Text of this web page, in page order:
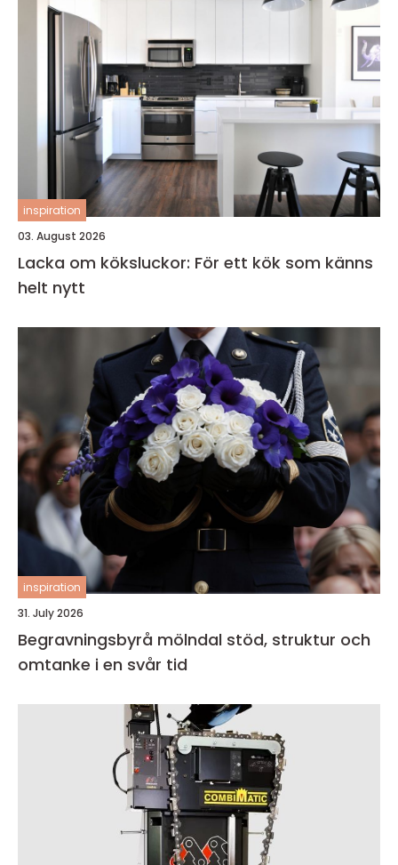
inspiration
03. August 2026
Lacka om köksluckor: För ett kök som känns
helt nytt
inspiration
31. July 2026
Begravningsbyrå mölndal stöd, struktur och
omtanke i en svår tid